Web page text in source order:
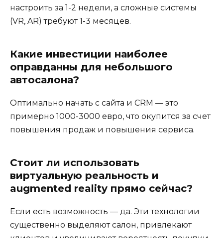
настроить за 1-2 недели, а сложные системы
(VR, AR) требуют 1-3 месяцев.
Какие инвестиции наиболее
оправданны для небольшого
автосалона?
Оптимально начать с сайта и CRM — это
примерно 1000-3000 евро, что окупится за счет
повышения продаж и повышения сервиса.
Стоит ли использовать
виртуальную реальность и
augmented reality прямо сейчас?
Если есть возможность — да. Эти технологии
существенно выделяют салон, привлекают